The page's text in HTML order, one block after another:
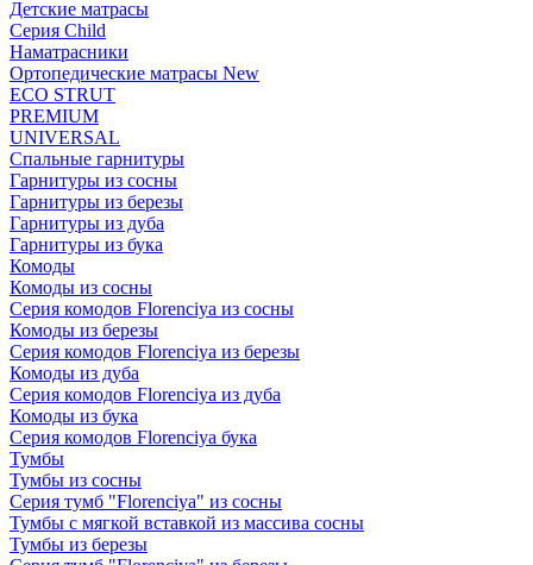
Детские матрасы
Серия Child
Наматрасники
Ортопедические матрасы New
ECO STRUT
PREMIUM
UNIVERSAL
Спальные гарнитуры
Гарнитуры из сосны
Гарнитуры из березы
Гарнитуры из дуба
Гарнитуры из бука
Комоды
Комоды из сосны
Серия комодов Florenciya из сосны
Комоды из березы
Серия комодов Florenciya из березы
Комоды из дуба
Серия комодов Florenciya из дуба
Комоды из бука
Серия комодов Florenciya бука
Тумбы
Тумбы из сосны
Серия тумб "Florenciya" из сосны
Тумбы с мягкой вставкой из массива сосны
Тумбы из березы